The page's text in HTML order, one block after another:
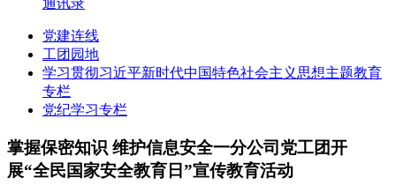
党建连线
工团园地
学习贯彻习近平新时代中国特色社会主义思想主题教育
专栏
党纪学习专栏
掌握保密知识 维护信息安全一分公司党工团开
展“全民国家安全教育日”宣传教育活动